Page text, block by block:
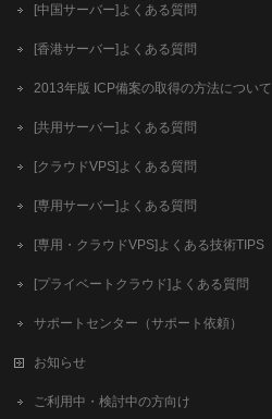
[中国サーバー]よくある質問
[香港サーバー]よくある質問
2013年版 ICP備案の取得の方法について
[共用サーバー]よくある質問
[クラウドVPS]よくある質問
[専用サーバー]よくある質問
[専用・クラウドVPS]よくある技術TIPS
[プライベートクラウド]よくある質問
サポートセンター（サポート依頼）
お知らせ
ご利用中・検討中の方向け